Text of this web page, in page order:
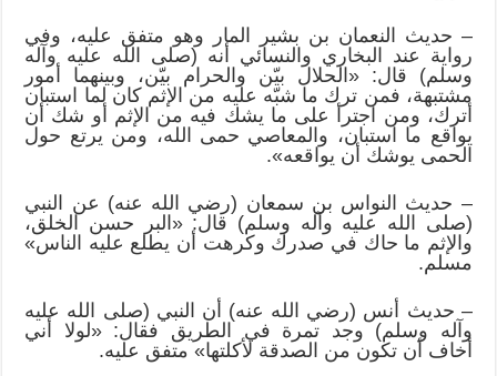
– حديث النعمان بن بشير المار وهو متفق عليه، وفي
رواية عند البخاري والنسائي أنه (صلى الله عليه وآله
وسلم) قال: «الحلال بيّن والحرام بيّن، وبينهما أمور
مشتبهة، فمن ترك ما شبّه عليه من الإثم كان لما استبان
أترك، ومن اجترأ على ما يشك فيه من الإثم أو شك أن
يواقع ما استبان، والمعاصي حمى الله، ومن يرتع حول
الحمى يوشك أن يواقعه».
– حديث النواس بن سمعان (رضي الله عنه) عن النبي
(صلى الله عليه وآله وسلم) قال: «البر حسن الخلق،
والإثم ما حاك في صدرك وكرهت أن يطلع عليه الناس»
مسلم.
– حديث أنس (رضي الله عنه) أن النبي (صلى الله عليه
وآله وسلم) وجد تمرة في الطريق فقال: «لولا أني
أخاف أن تكون من الصدقة لأكلتها» متفق عليه.